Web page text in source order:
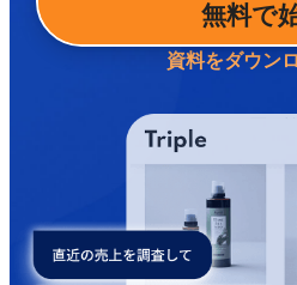
無料で
資料をダウン